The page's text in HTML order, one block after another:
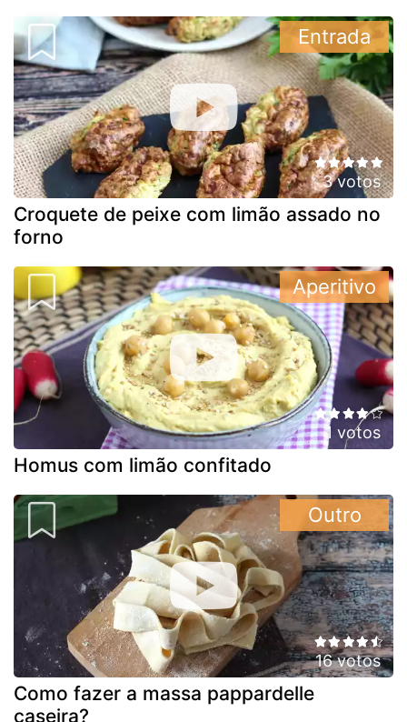
3 votos
Croquete de peixe com limão assado no
forno
Entrada
1 votos
Homus com limão confitado
Aperitivo
16 votos
Como fazer a massa pappardelle
caseira?
Outro